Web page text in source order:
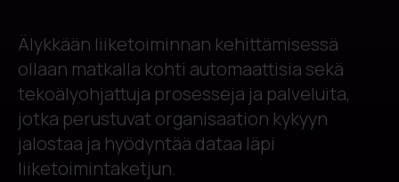
Älykkään liiketoiminnan kehittämisessä
ollaan matkalla kohti automaattisia sekä
tekoälyohjattuja prosesseja ja palveluita,
jotka perustuvat organisaation kykyyn
jalostaa ja hyödyntää dataa läpi
liiketoimintaketjun.